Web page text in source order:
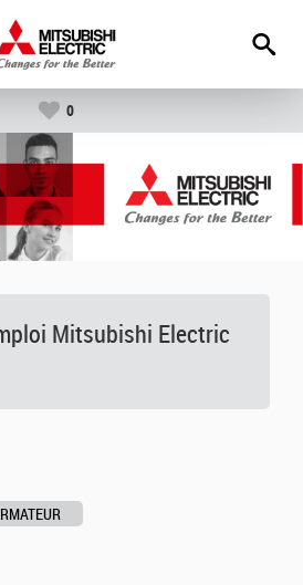
0
Mitsubishi Electric